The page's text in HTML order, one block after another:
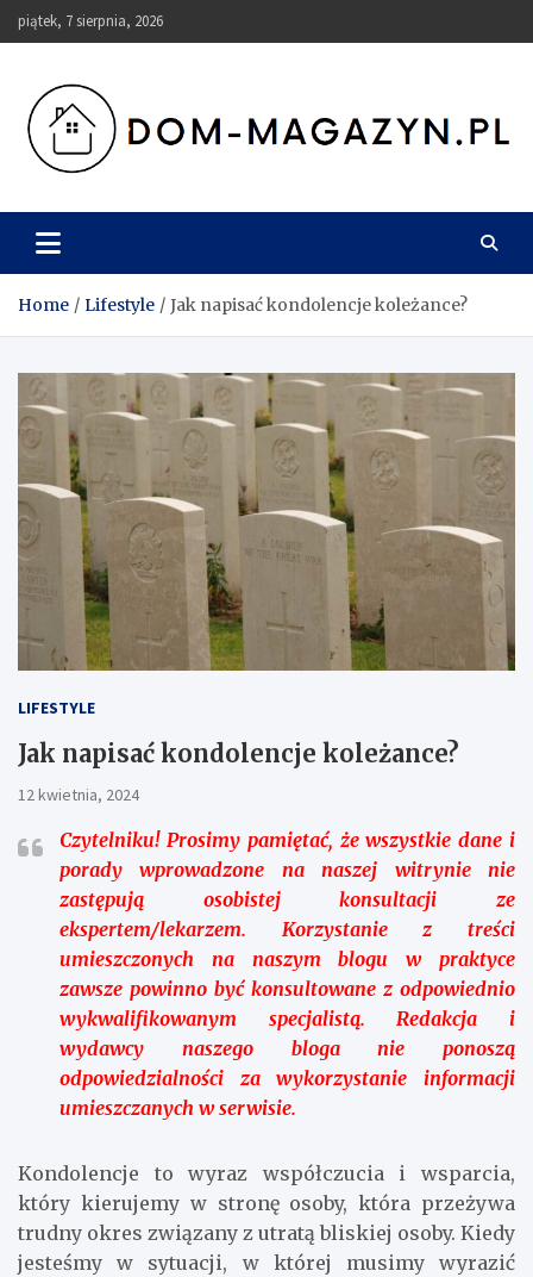
Skip
to
piątek, 7 sierpnia, 2026
Dom-Magazyn.pl
Home Lifestyle Jak napisać kondolencje koleżance?
LIFESTYLE
Jak napisać kondolencje koleżance?
12 kwietnia, 2024
Czytelniku!Prosimy pamiętać, że wszystkie dane i
porady wprowadzone na naszej witrynie nie
zastępują osobistej konsultacji ze
ekspertem/lekarzem. Korzystanie z treści
umieszczonych na naszym blogu w praktyce
zawsze powinno być konsultowane z odpowiednio
wykwalifikowanym specjalistą. Redakcja i
wydawcy naszego bloga nie ponoszą
odpowiedzialności za wykorzystanie informacji
umieszczanych w serwisie.
Kondolencje to wyraz współczucia i wsparcia,
który kierujemy w stronę osoby, która przeżywa
trudny okres związany z utratą bliskiej osoby. Kiedy
jesteśmy w sytuacji, w której musimy wyrazić